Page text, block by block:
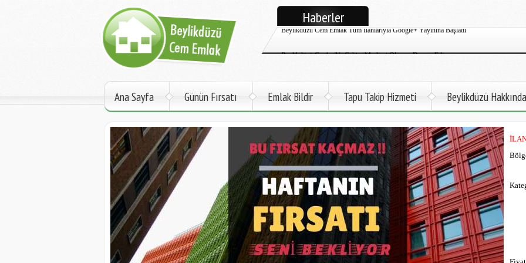
Haberler
Beylikdüzü Cem Emlak Tüm İlanlarıyla Google+ Yayınına Başladı
Beylikdüzü Atatürk Öğretmen Evi Faaliyete Başladı
Kadir Topbaş Açıkladı. 2017'de Metro Beylikdüzü'nde
Beylikdüzü Büyükşehir'de Kapalı Yüzme Havuzu Çok Yakında Hizmette
Ana Sayfa Günün Fırsatı Emlak Bildir Tapu Takip Hizmeti Beylikdüzü Hakkında